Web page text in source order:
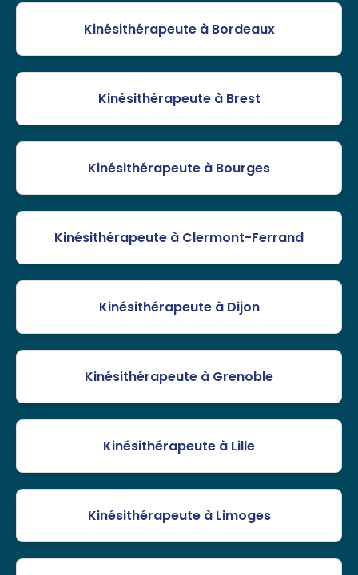
Kinésithérapeute à Bordeaux
Kinésithérapeute à Brest
Kinésithérapeute à Bourges
Kinésithérapeute à Clermont-Ferrand
Kinésithérapeute à Dijon
Kinésithérapeute à Grenoble
Kinésithérapeute à Lille
Kinésithérapeute à Limoges